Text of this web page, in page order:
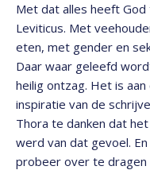
Met dat alles heeft
Leviticus. Met
eten, met gender en
Daar waar geleefd
heilig ontzag. Het is
inspiratie van de
Thora te danken dat
werd van dat gevoel.
probeer over te dragen